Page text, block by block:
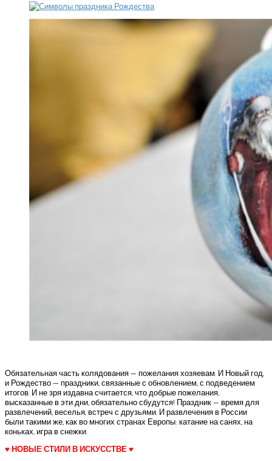
Обязательная часть колядования — пожелания хозяевам. И Новый год,
и Рождество — праздники, связанные с обновлением, с подведением
итогов. И не зря издавна считается, что добрые пожелания,
высказанные в эти дни, обязательно сбудутся! Праздник — время для
развлечений, веселья, встреч с друзьями. И развлечения в России
были такими же, как во многих странах Европы: катание на санях, на
коньках, игра в снежки.
♥ НОВЫЕ СТИЛИ В ИСКУССТВЕ ♥